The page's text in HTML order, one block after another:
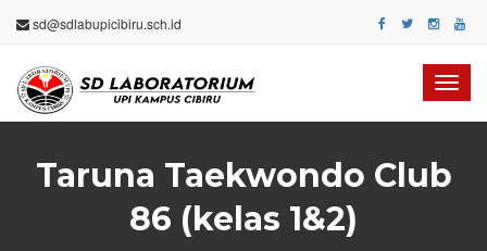
sd@sdlabupicibiru.sch.id
Taruna Taekwondo Club
86 (kelas 1&2)